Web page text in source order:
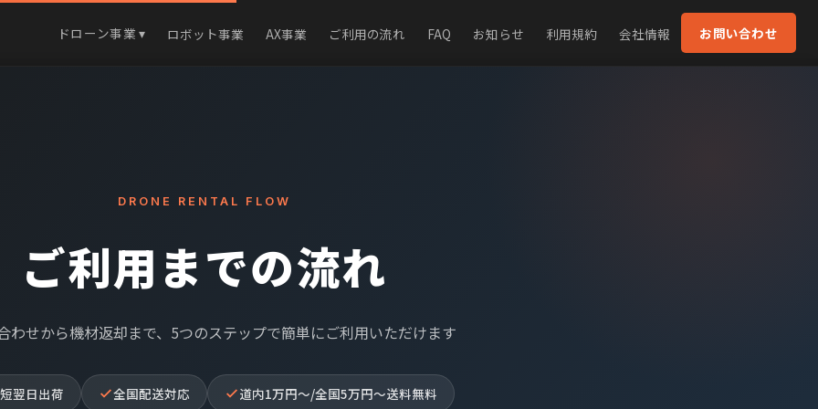
ドローン事業 ▾ ロボット事業 AX事業 ご利用の流れ FAQ お知らせ 利用規約 会社情報 お問い合わせ
DRONE RENTAL FLOW
ご利用までの流れ
わせから機材返却まで、 5つのステップで簡単にご利用いただけます
翌日出荷 全国配送対応 道内1万円〜/全国5万円〜送料無料